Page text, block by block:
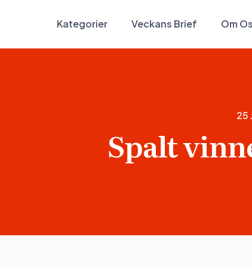
Kategorier Veckans Brief Om
25
Spalt